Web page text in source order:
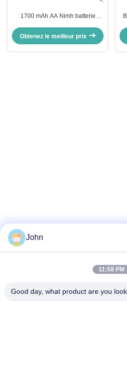
1700 mAh AA Nimh batterie
Obtenez le meilleur prix
John
11:58 PM
Good day, what product are you